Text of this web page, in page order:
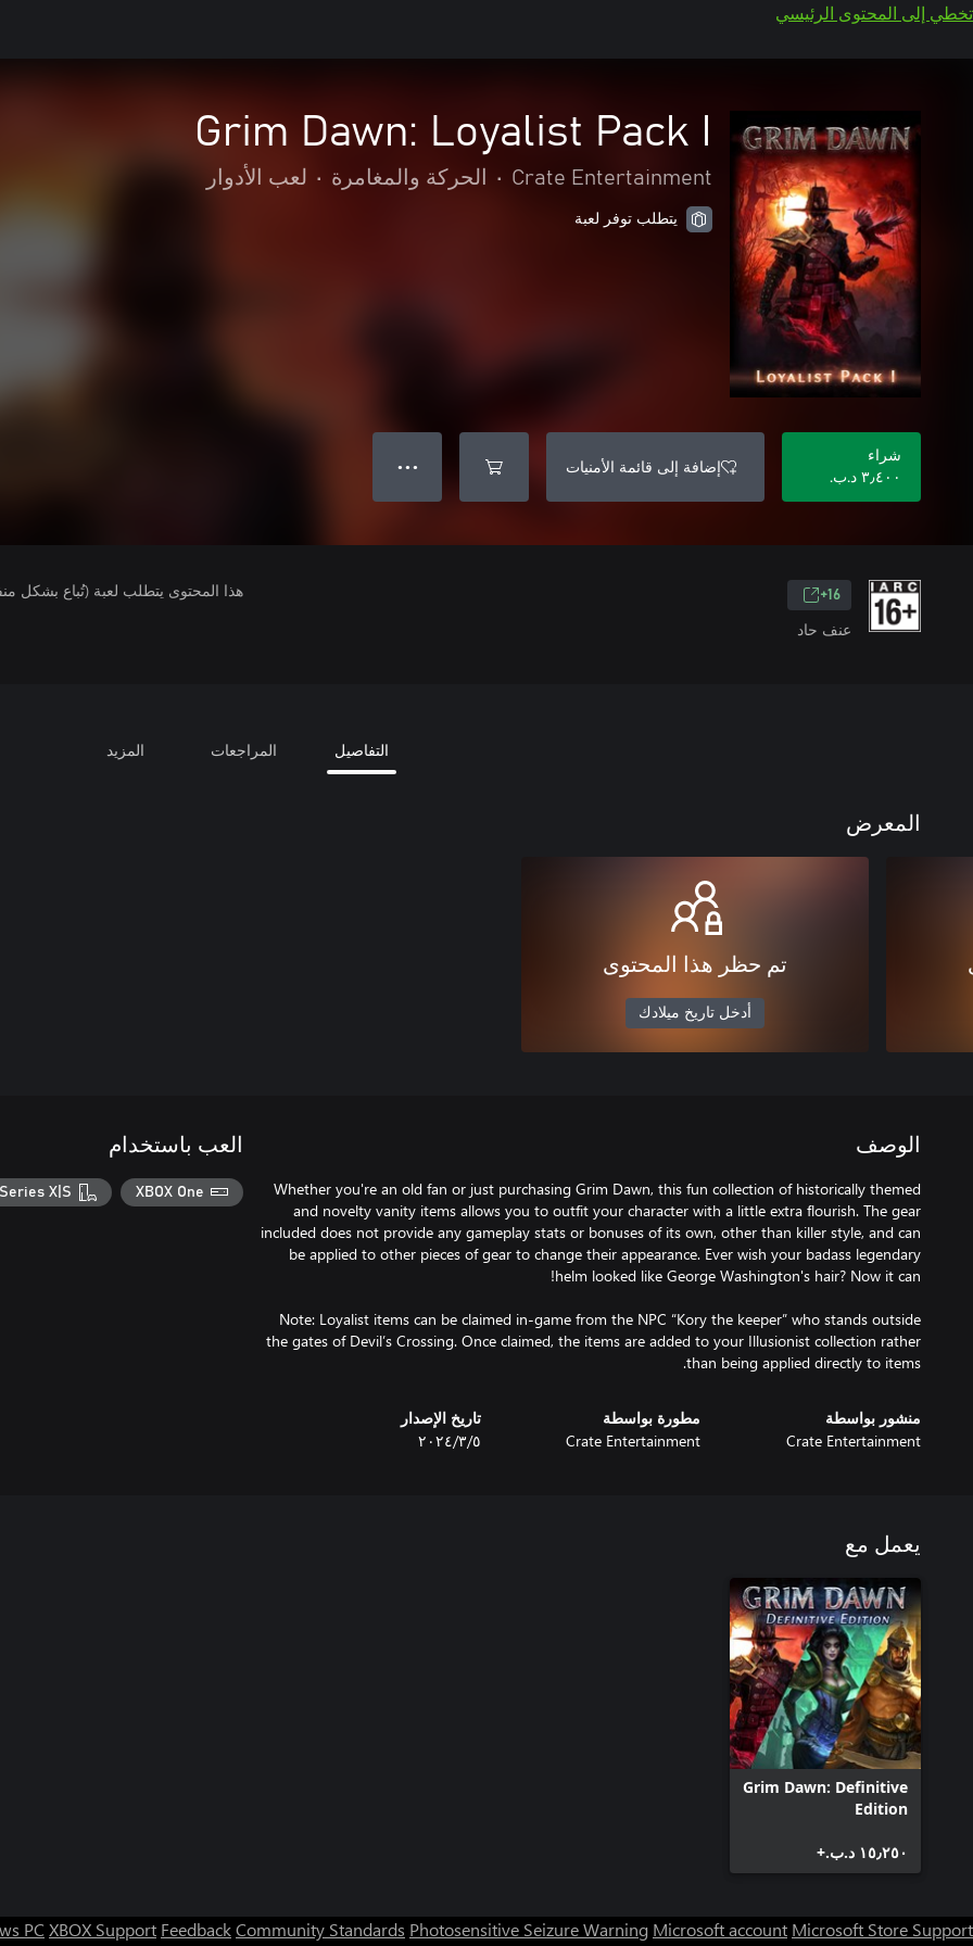
تخطي إلى المحتوى الرئيسي
Grim Dawn: Loyalist Pack I
Crate Entertainment
• الحركة والمغامرة • لعب الأدوار
يتطلب توفر لعبة
شراء
٣٫٤٠٠ د.ب.‏
إضافة إلى قائمة الأمنيات ● ● ●
16+
عنف حاد
هذا المحتوى يتطلب لعبة (تُباع بشكل
التفاصيل المراجعات المزيد
المعرض
تم حظر هذا المحتوى
أدخل تاريخ ميلادك
الوصف
Whether you're an old fan or just purchasing Grim Dawn, this fun collection of historically themed
and novelty vanity items allows you to outfit your character with a little extra flourish. The gear
included does not provide any gameplay stats or bonuses of its own, other than killer style, and can
be applied to other pieces of gear to change their appearance. Ever wish your badass legendary
Note: Loyalist items can be claimed in-game from the NPC “Kory the keeper” who stands outside
the gates of Devil’s Crossing. Once claimed, the items are added to your Illusionist collection rather
than being applied directly to items.
منشور بواسطة
Crate Entertainment
مطورة بواسطة
Crate Entertainment
تاريخ الإصدار
٥‏/٣‏/٢٠٢٤
العب باستخدام
XBOX One
X|S
يعمل مع
Grim Dawn: Definitive
Edition
١٥٫٢٥٠ د.ب.‏+
PC XBOX Support FeedbackCommunity Standards Photosensitive Seizure Warning Microsoft account Microsoft Store Support